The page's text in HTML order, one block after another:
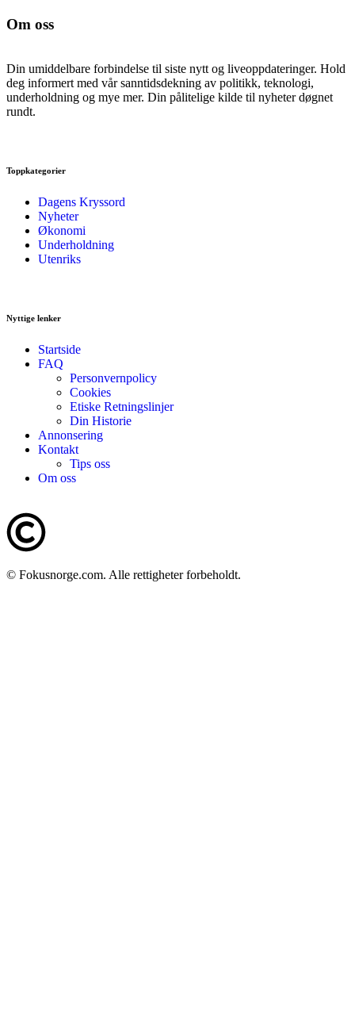
Om oss
Din umiddelbare forbindelse til siste nytt og liveoppdateringer. Hold
deg informert med vår sanntidsdekning av politikk, teknologi,
underholdning og mye mer. Din pålitelige kilde til nyheter døgnet
rundt.
Toppkategorier
Dagens Kryssord
Nyheter
Økonomi
Underholdning
Utenriks
Nyttige lenker
Startside
FAQ
Personvernpolicy
Cookies
Etiske Retningslinjer
Din Historie
Annonsering
Kontakt
Tips oss
Om oss
© Fokusnorge.com. Alle rettigheter forbeholdt.